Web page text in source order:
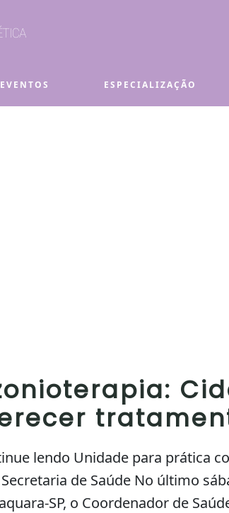
EVENTOS ESPECIALIZAÇÃO
lendo Unidade para prática
de Saúde No último
SP, o Coordenador de